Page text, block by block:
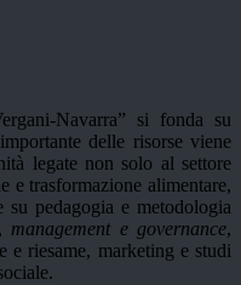
Navarra” si fonda su
delle risorse viene
legate non solo al settore
e trasformazione alimentare,
su pedagogia e metodologia
management e governance,
e riesame, marketing e studi